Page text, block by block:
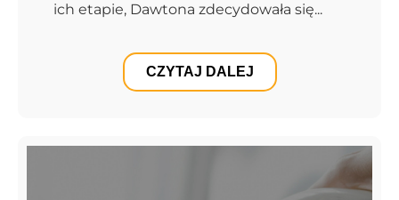
CZYTAJ DALEJ
ich etapie, Dawtona zdecydowała się...